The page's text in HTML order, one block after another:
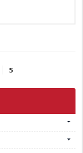
5